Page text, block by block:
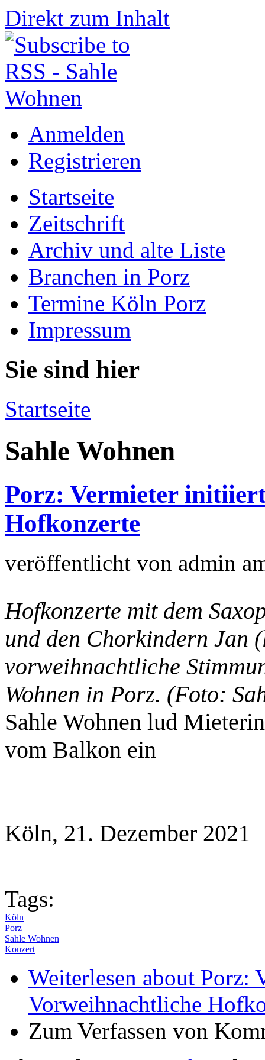
Direkt zum Inhalt
Anmelden
Registrieren
Startseite
Zeitschrift
Archiv und alte Liste
Branchen in Porz
Termine Köln Porz
Impressum
Sie sind hier
Startseite
Sahle Wohnen
Porz: Vermieter
Hofkonzerte
veröffentlicht von admin
Hofkonzerte mit dem
und den Chorkindern Jan
vorweihnachtliche
Wohnen in Porz. (Foto:
Sahle Wohnen lud
vom Balkon ein
Köln, 21. Dezember 2021
Tags:
Köln
Porz
Sahle Wohnen
Konzert
Weiterlesen about Porz:
Vorweihnachtliche
Zum Verfassen von